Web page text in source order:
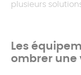
plusieurs
Les
ombrer une